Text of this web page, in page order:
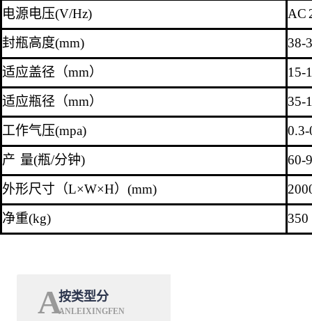
电源电压(V/Hz)
AC
封瓶高度(mm)
38-
适应盖径（mm）
15-
适应瓶径（mm）
35-
工作气压(mpa)
0.3-
产 量(瓶/分钟)
60-9
外形尺寸（L×W×H）(mm)
净重(kg)
350
A按类型分
ANLEIXINGFEN